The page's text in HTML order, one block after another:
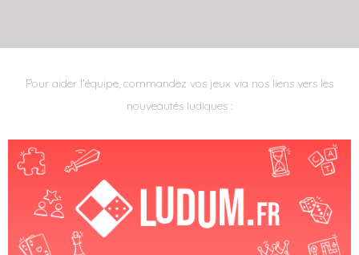
Pour aider l'équipe, commandez vos jeux via nos liens vers les
nouveautés ludiques :